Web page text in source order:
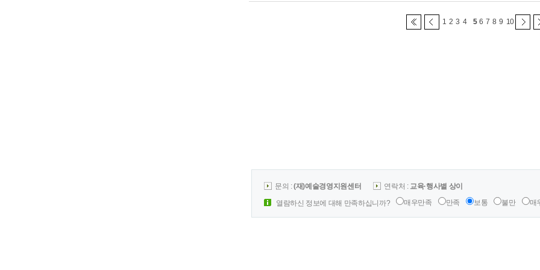
1 2 3 4 5 6 7 8 9 10
문의 :(재)예술경영지원센터 연락처 : 교육·행사별 상이
열람하신 정보에 대해 만족하십니까?
매우만족 만족 보통 불만 매